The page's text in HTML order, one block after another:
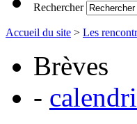
Rechercher
Accueil du site > Les
Brèves
-